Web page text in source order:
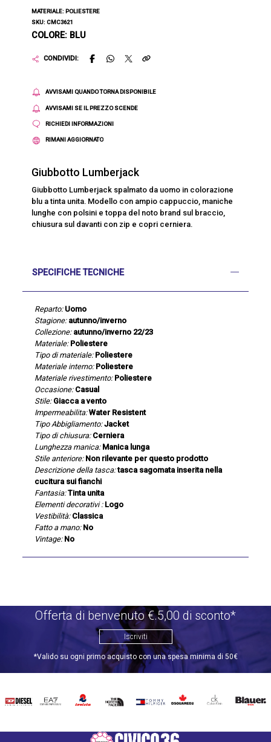
MATERIALE: POLIESTERE
SKU: CMC3621
COLORE: BLU
CONDIVIDI:
AVVISAMI QUANDO TORNA DISPONIBILE
AVVISAMI SE IL PREZZO SCENDE
RICHIEDI INFORMAZIONI
RIMANI AGGIORNATO
Giubbotto Lumberjack
Giubbotto Lumberjack spalmato da uomo in colorazione
blu a tinta unita. Modello con ampio cappuccio, maniche
lunghe con polsini e toppa del noto brand sul braccio,
chiusura sul davanti con zip e copri cerniera.
SPECIFICHE TECNICHE
Reparto: Uomo
Stagione: autunno/inverno
Collezione: autunno/inverno 22/23
Materiale: Poliestere
Tipo di materiale: Poliestere
Materiale interno: Poliestere
Materiale rivestimento: Poliestere
Occasione: Casual
Stile: Giacca a vento
Impermeabilita: Water Resistent
Tipo Abbigliamento: Jacket
Tipo di chiusura: Cerniera
Lunghezza manica: Manica lunga
Stile anteriore: Non rilevante per questo prodotto
Descrizione della tasca: tasca sagomata inserita nella
cucitura sui fianchi
Fantasia: Tinta unita
Elementi decorativi : Logo
Vestibilità: Classica
Fatto a mano: No
Vintage: No
Offerta di benvenuto €.5,00 di sconto*
Iscriviti
*Valido su ogni primo acquisto con una spesa minima di 50€
DIESEL EA7 INVICTATHE
TOMMY
DSQUARED2
CALVIN BLAUER